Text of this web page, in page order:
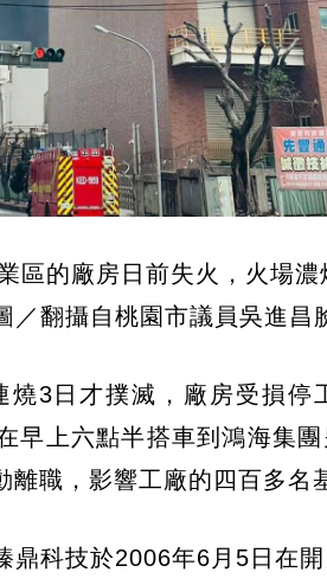
的廠房日前失火，火場濃
翻攝自桃園市議員吳進昌
3日才撲滅，廠房受損停
早上六點半搭車到鴻海集
職，影響工廠的四百多名
科技於2006年6月5日在